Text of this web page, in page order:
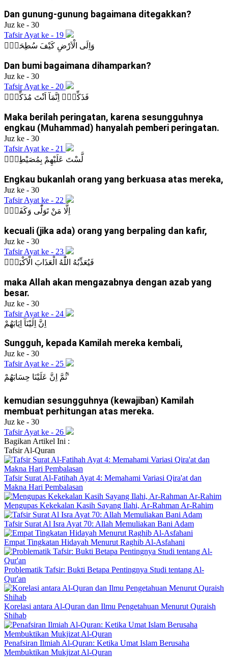
Dan gunung-gunung bagaimana ditegakkan?
Juz ke - 30
Tafsir Ayat ke - 19
وَاِلَى الْاَرْضِ كَيْفَ سُطِحَتْۗ
Dan bumi bagaimana dihamparkan?
Juz ke - 30
Tafsir Ayat ke - 20
فَذَكِّرْۗ اِنَّمَآ اَنْتَ مُذَكِّرٌۙ
Maka berilah peringatan, karena sesungguhnya
engkau (Muhammad) hanyalah pemberi peringatan.
Juz ke - 30
Tafsir Ayat ke - 21
لَّسْتَ عَلَيْهِمْ بِمُصَيْطِرٍۙ
Engkau bukanlah orang yang berkuasa atas mereka,
Juz ke - 30
Tafsir Ayat ke - 22
اِلَّا مَنْ تَوَلّٰى وَكَفَرَۙ
kecuali (jika ada) orang yang berpaling dan kafir,
Juz ke - 30
Tafsir Ayat ke - 23
فَيُعَذِّبُهُ اللّٰهُ الْعَذَابَ الْاَكْبَرَۗ
maka Allah akan mengazabnya dengan azab yang
besar.
Juz ke - 30
Tafsir Ayat ke - 24
اِنَّ اِلَيْنَآ اِيَابَهُمْ
Sungguh, kepada Kamilah mereka kembali,
Juz ke - 30
Tafsir Ayat ke - 25
ثُمَّ اِنَّ عَلَيْنَا حِسَابَهُمْ ࣖ
kemudian sesungguhnya (kewajiban) Kamilah
membuat perhitungan atas mereka.
Juz ke - 30
Tafsir Ayat ke - 26
Bagikan Artikel Ini :
TafsirAl-Quran
Tafsir Surat Al-Fatihah Ayat 4: Memahami Variasi Qira'at dan
Makna Hari Pembalasan
Mengupas Kekekalan Kasih Sayang Ilahi, Ar-Rahman Ar-Rahim
Tafsir Surat Al Isra Ayat 70: Allah Memuliakan Bani Adam
Empat Tingkatan Hidayah Menurut Raghib Al-Asfahani
Problematik Tafsir: Bukti Betapa Pentingnya Studi tentang Al-
Qur'an
Korelasi antara Al-Quran dan Ilmu Pengetahuan Menurut Quraish
Shihab
Penafsiran Ilmiah Al-Quran: Ketika Umat Islam Berusaha
Membuktikan Mukjizat Al-Quran